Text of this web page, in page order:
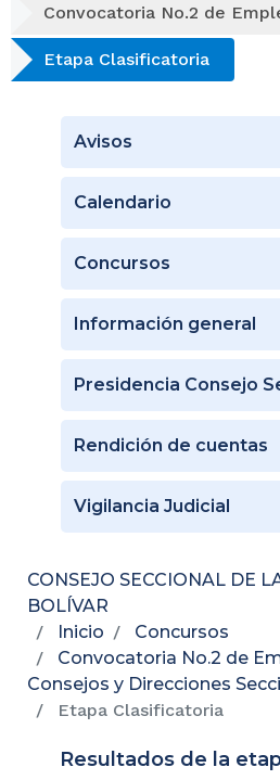
Convocatoria No.2 de
Etapa Clasificatoria
Avisos
Calendario
Concursos
Información general
Presidencia Consejo
Rendición de cuentas
Vigilancia Judicial
CONSEJO SECCIONAL DE
BOLÍVAR
Inicio
Concursos
Convocatoria No.2 de
Consejos y Direcciones
Etapa Clasificatoria
Resultados de la